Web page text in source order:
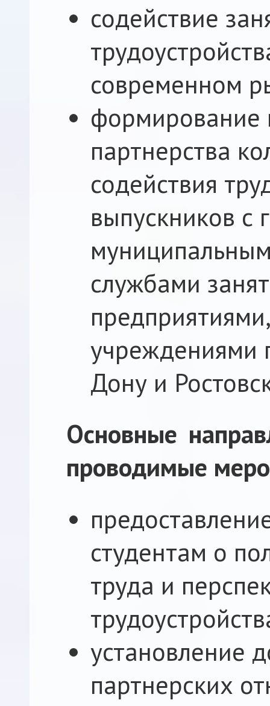
содействие
современном
формирование
партнерства
содействия
выпускников с
службами
учреждениями
Дону и
Основные
проводимые
студентам о
труда и
установление
партнерских